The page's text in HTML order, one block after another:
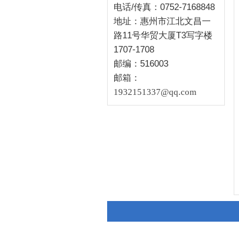
电话/传真：0752-7168848
地址：惠州市江北文昌一
路11号华贸大厦T3写字楼
1707-1708
邮编：516003
邮箱：
1932151337@qq.com